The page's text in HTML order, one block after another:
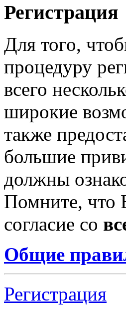
Регистрация
Для того,
процедуру
всего
широкие
также
большие
должны
Помните, что
согласие со
Общие
Регистрация